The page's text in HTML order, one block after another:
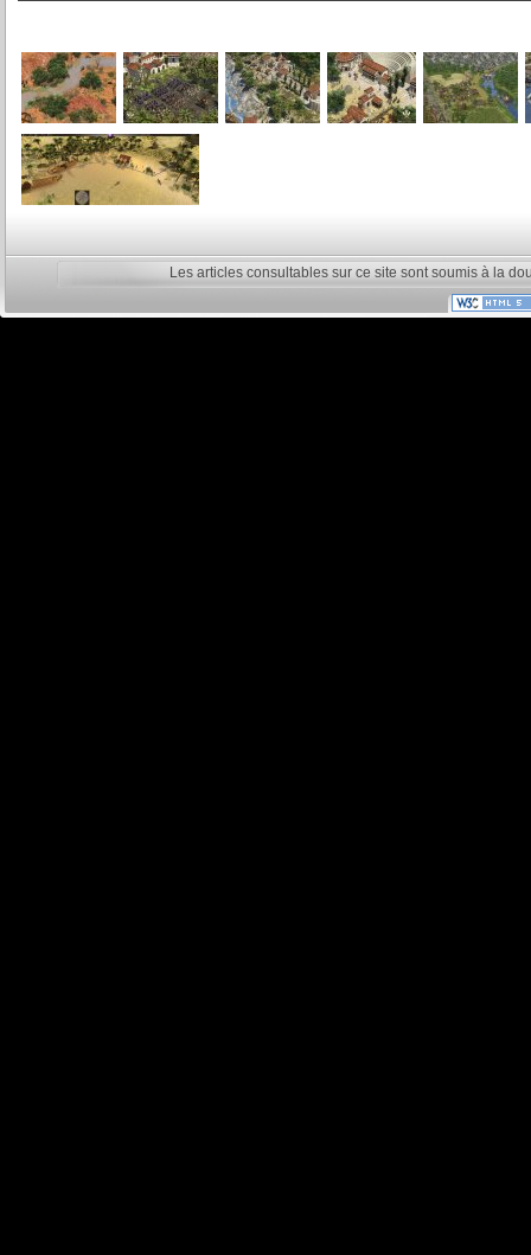
Les articles consultables sur ce site sont soumis à la